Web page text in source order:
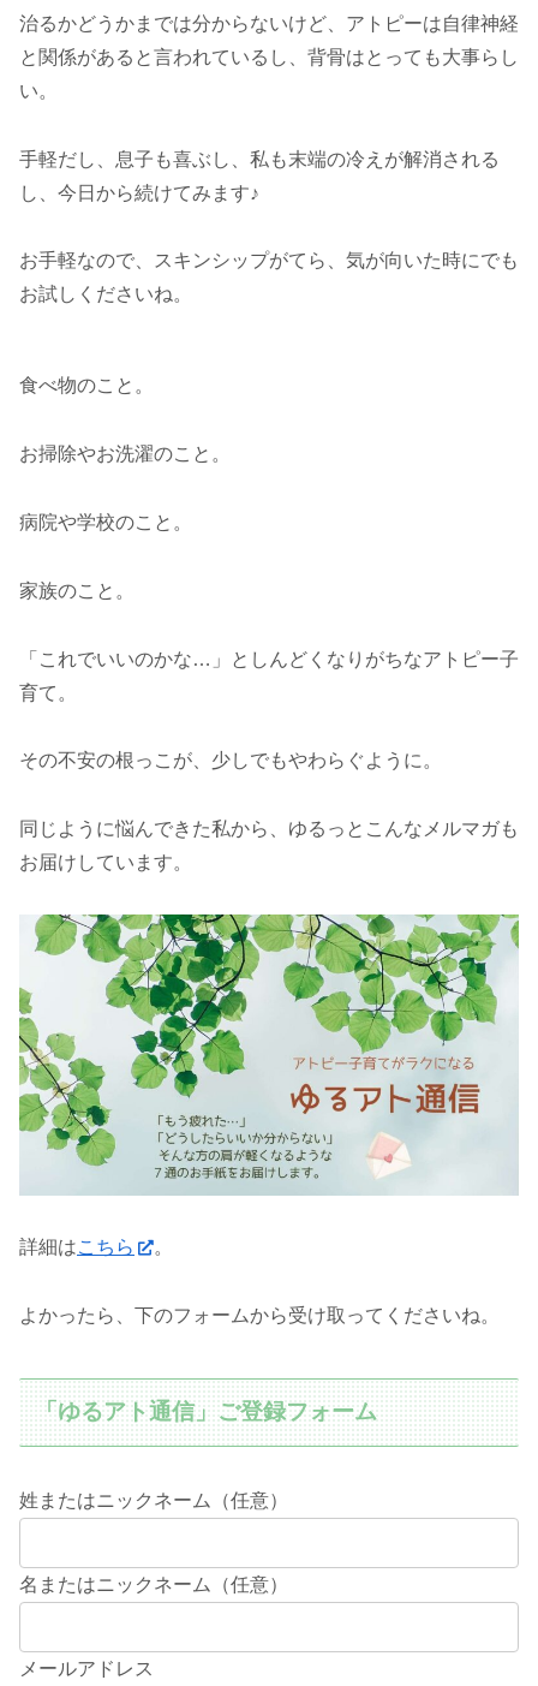
治るかどうかまでは分からないけど、アトピーは自律神経
と関係があると言われているし、背骨はとっても大事らし
い。
手軽だし、息子も喜ぶし、私も末端の冷えが解消される
し、今日から続けてみます♪
お手軽なので、スキンシップがてら、気が向いた時にでも
お試しくださいね。
食べ物のこと。
お掃除やお洗濯のこと。
病院や学校のこと。
家族のこと。
「これでいいのかな…」としんどくなりがちなアトピー子
育て。
その不安の根っこが、少しでもやわらぐように。
同じように悩んできた私から、ゆるっとこんなメルマガも
お届けしています。
詳細はこちら 。
よかったら、下のフォームから受け取ってくださいね。
「ゆるアト通信」ご登録フォーム
姓またはニックネーム（任意）
名またはニックネーム（任意）
メールアドレス